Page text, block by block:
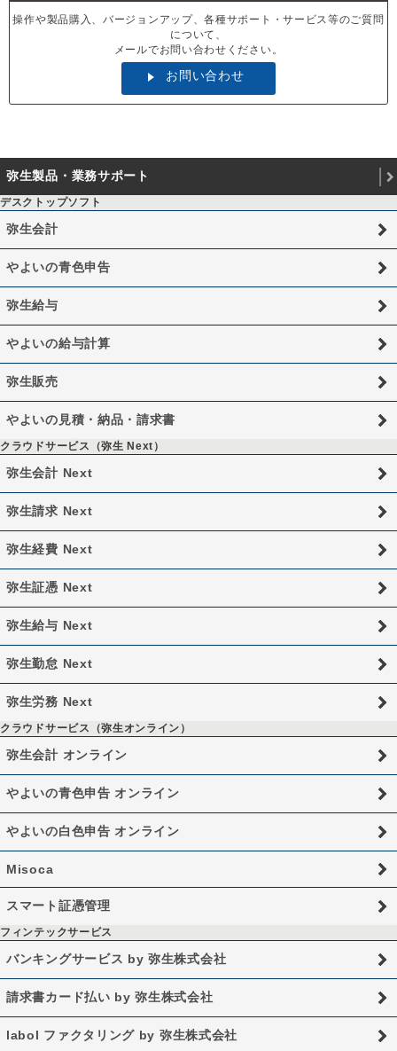
操作や製品購入、バージョンアップ、各種サポート・サービス等のご質問
について、
メールでお問い合わせください。
お問い合わせ
弥生製品・業務サポート
デスクトップソフト
弥生会計
やよいの青色申告
弥生給与
やよいの給与計算
弥生販売
やよいの見積・納品・請求書
クラウドサービス（弥生 Next）
弥生会計 Next
弥生請求 Next
弥生経費 Next
弥生証憑 Next
弥生給与 Next
弥生勤怠 Next
弥生労務 Next
クラウドサービス（弥生オンライン）
弥生会計 オンライン
やよいの青色申告 オンライン
やよいの白色申告 オンライン
Misoca
スマート証憑管理
フィンテックサービス
バンキングサービス by 弥生株式会社
請求書カード払い by 弥生株式会社
labol ファクタリング by 弥生株式会社